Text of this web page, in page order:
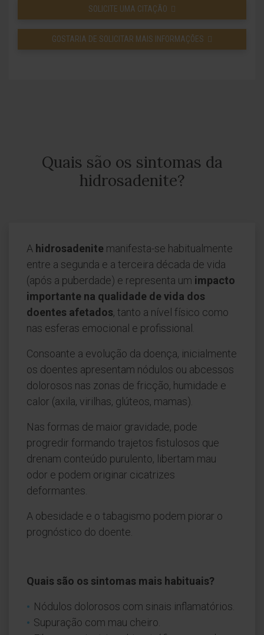
SOLICITE UMA CITAÇÃO
GOSTARIA DE SOLICITAR MAIS INFORMAÇÕES
Quais são os sintomas da
hidrosadenite?
A hidrosadenite manifesta-se habitualmente
entre a segunda e a terceira década de vida
(após a puberdade) e representa um impacto
importante na qualidade de vida dos
doentes afetados, tanto a nível físico como
nas esferas emocional e profissional.
Consoante a evolução da doença, inicialmente
os doentes apresentam nódulos ou abcessos
dolorosos nas zonas de fricção, humidade e
calor (axila, virilhas, glúteos, mamas).
Nas formas de maior gravidade, pode
progredir formando trajetos fistulosos que
drenam conteúdo purulento, libertam mau
odor e podem originar cicatrizes
deformantes.
A obesidade e o tabagismo podem piorar o
prognóstico do doente.
Quais são os sintomas mais habituais?
Nódulos dolorosos com sinais inflamatórios.
Supuração com mau cheiro.